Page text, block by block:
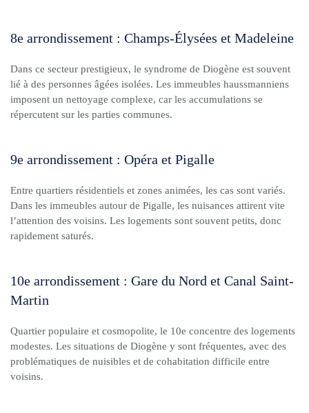
8e arrondissement : Champs-Élysées et Madeleine
Dans ce secteur prestigieux, le syndrome de Diogène est souvent
lié à des personnes âgées isolées. Les immeubles haussmanniens
imposent un nettoyage complexe, car les accumulations se
répercutent sur les parties communes.
9e arrondissement : Opéra et Pigalle
Entre quartiers résidentiels et zones animées, les cas sont variés.
Dans les immeubles autour de Pigalle, les nuisances attirent vite
l’attention des voisins. Les logements sont souvent petits, donc
rapidement saturés.
10e arrondissement : Gare du Nord et Canal Saint-
Martin
Quartier populaire et cosmopolite, le 10e concentre des logements
modestes. Les situations de Diogène y sont fréquentes, avec des
problématiques de nuisibles et de cohabitation difficile entre
voisins.